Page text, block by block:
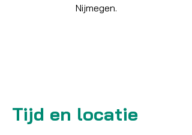
Nijmegen.
Tijd en locatie